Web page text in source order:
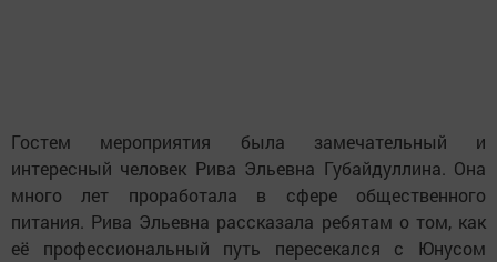
Гостем мероприятия была замечательный и
интересный человек Рива Эльевна Губайдуллина. Она
много лет проработала в сфере общественного
питания. Рива Эльевна рассказала ребятам о том, как
её профессиональный путь пересекался с Юнусом